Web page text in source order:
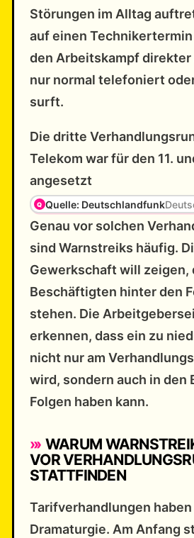
Störungen im Alltag
auf einen
den Arbeitskampf direkter
nur normal telefoniert
surft.
Die dritte
Telekom war für den 11.
angesetzt
Quelle: Deutschlandfunk
Genau vor solchen
sind Warnstreiks häufig.
Gewerkschaft will zeigen,
Beschäftigten hinter den
stehen. Die
erkennen, dass ein zu
nicht nur am
wird, sondern auch in den
Folgen haben kann.
WARUM
VOR
STATTFINDEN
Tarifverhandlungen
Dramaturgie. Am Anfang